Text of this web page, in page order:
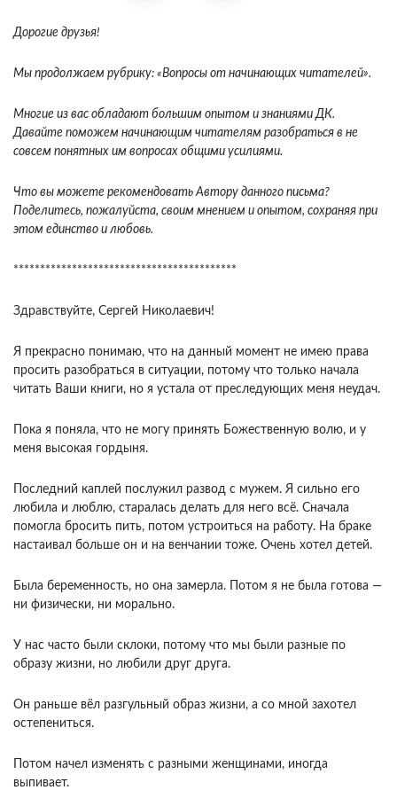
Дорогие друзья!
Мы продолжаем рубрику: «Вопросы от начинающих читателей».
Многие из вас обладают большим опытом и знаниями ДК.
Давайте поможем начинающим читателям разобраться в не
совсем понятных им вопросах общими усилиями.
Что вы можете рекомендовать Автору данного письма?
Поделитесь, пожалуйста, своим мнением и опытом, сохраняя при
этом единство и любовь.
******************************************
Здравствуйте, Сергей Николаевич!
Я прекрасно понимаю, что на данный момент не имею права
просить разобраться в ситуации, потому что только начала
читать Ваши книги, но я устала от преследующих меня неудач.
Пока я поняла, что не могу принять Божественную волю, и у
меня высокая гордыня.
Последний каплей послужил развод с мужем. Я сильно его
любила и люблю, старалась делать для него всё. Сначала
помогла бросить пить, потом устроиться на работу. На браке
настаивал больше он и на венчании тоже. Очень хотел детей.
Была беременность, но она замерла. Потом я не была готова —
ни физически, ни морально.
У нас часто были склоки, потому что мы были разные по
образу жизни, но любили друг друга.
Он раньше вёл разгульный образ жизни, а со мной захотел
остепениться.
Потом начел изменять с разными женщинами, иногда
выпивает.